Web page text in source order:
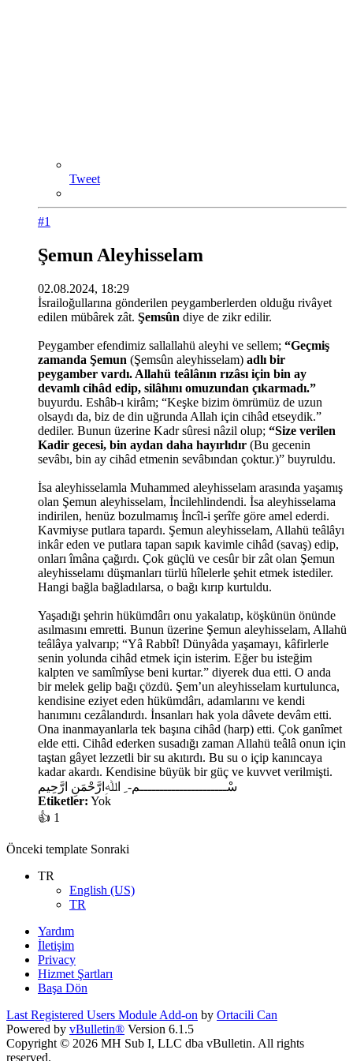
Tweet
#1
Şemun Aleyhisselam
02.08.2024, 18:29
İsrailoğullarına gönderilen peygamberlerden olduğu rivâyet
edilen mübârek zât. Şemsûn diye de zikr edilir.
Peygamber efendimiz sallallahü aleyhi ve sellem; “Geçmiş
zamanda Şemun (Şemsûn aleyhisselam) adlı bir
peygamber vardı. Allahü teâlânın rızâsı için bin ay
devamlı cihâd edip, silâhını omuzundan çıkarmadı.”
buyurdu. Eshâb-ı kirâm; “Keşke bizim ömrümüz de uzun
olsaydı da, biz de din uğrunda Allah için cihâd etseydik.”
dediler. Bunun üzerine Kadr sûresi nâzil olup; “Size verilen
Kadir gecesi, bin aydan daha hayırlıdır (Bu gecenin
sevâbı, bin ay cihâd etmenin sevâbından çoktur.)” buyruldu.
İsa aleyhisselamla Muhammed aleyhisselam arasında yaşamış
olan Şemun aleyhisselam, İncilehlindendi. İsa aleyhisselama
indirilen, henüz bozulmamış İncîl-i şerîfe göre amel ederdi.
Kavmiyse putlara tapardı. Şemun aleyhisselam, Allahü teâlâyı
inkâr eden ve putlara tapan sapık kavimle cihâd (savaş) edip,
onları îmâna çağırdı. Çok güçlü ve cesûr bir zât olan Şemun
aleyhisselamı düşmanları türlü hîlelerle şehit etmek istediler.
Hangi bağla bağladılarsa, o bağı kırıp kurtuldu.
Yaşadığı şehrin hükümdârı onu yakalatıp, köşkünün önünde
asılmasını emretti. Bunun üzerine Şemun aleyhisselam, Allahü
teâlâya yalvarıp; “Yâ Rabbî! Dünyâda yaşamayı, kâfirlerle
senin yolunda cihâd etmek için isterim. Eğer bu isteğim
kalpten ve samîmîyse beni kurtar.” diyerek dua etti. O anda
bir melek gelip bağı çözdü. Şem’un aleyhisselam kurtulunca,
kendisine eziyet eden hükümdârı, adamlarını ve kendi
hanımını cezâlandırdı. İnsanları hak yola dâvete devâm etti.
Ona inanmayanlarla tek başına cihâd (harp) etti. Çok ganîmet
elde etti. Cihâd ederken susadığı zaman Allahü teâlâ onun için
taştan gâyet lezzetli bir su akıtırdı. Bu su o içip kanıncaya
kadar akardı. Kendisine büyük bir güç ve kuvvet verilmişti.
سْــــــــــــــــــــــم- ِ اﷲِارَّحْمَنِ ارَّحِيم
Etiketler: Yok
👍 1
Önceki template Sonraki
TR
English (US)
TR
Yardım
İletişim
Privacy
Hizmet Şartları
Başa Dön
Last Registered Users Module Add-on by Ortacili Can
Powered by vBulletin® Version 6.1.5
Copyright © 2026 MH Sub I, LLC dba vBulletin. All rights
reserved.